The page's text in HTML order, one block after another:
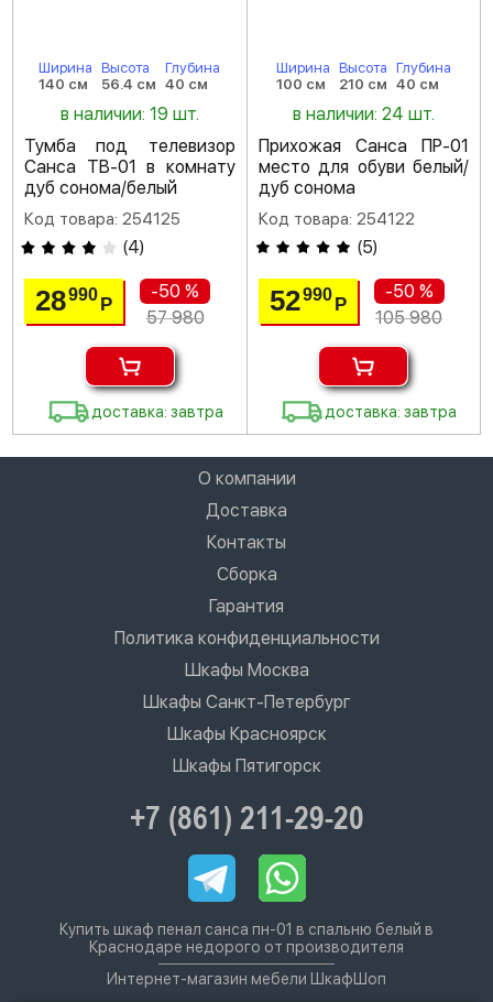
Ширина
140 см
Высота
56.4 см
Глубина
40 см
в наличии: 19 шт.
Тумба под телевизор
Санса ТВ-01 в комнату
дуб сонома/белый
Код товара: 254125
(4)
28990Р
-50 %
57 980
доставка: завтра
Ширина
100 см
Высота
210 см
Глубина
40 см
в наличии: 24 шт.
Прихожая Санса ПР-01
место для обуви белый/
дуб сонома
Код товара: 254122
(5)
52990 Р
-50 %
105 980
доставка: завтра
О компании
Доставка
Контакты
Сборка
Гарантия
Политика конфиденциальности
Шкафы Москва
Шкафы Санкт-Петербург
Шкафы Красноярск
Шкафы Пятигорск
+7 (861) 211-29-20
Купить шкаф пенал санса пн-01 в спальню белый в
Краснодаре недорого от производителя
Интернет-магазин мебели ШкафШоп